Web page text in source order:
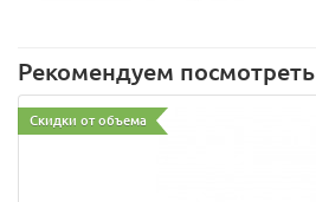
Рекомендуем посмотреть
Скидки от объема